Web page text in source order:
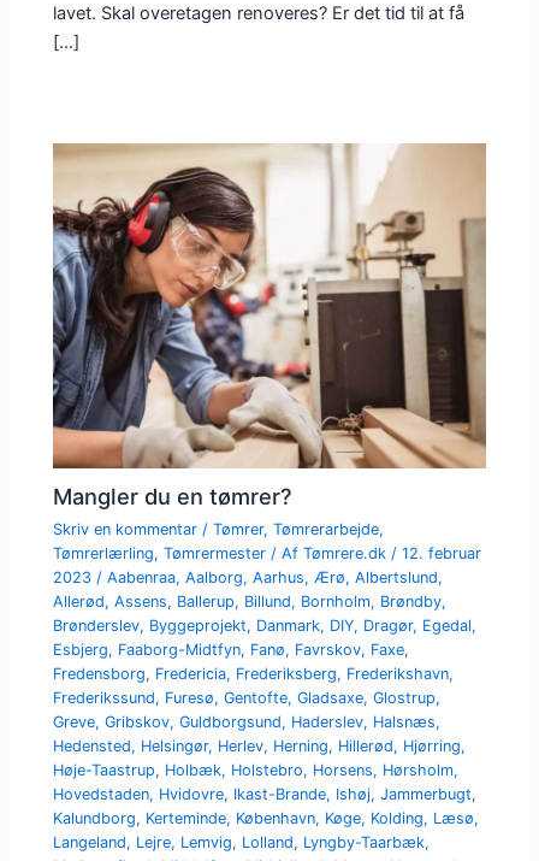
lavet. Skal overetagen renoveres? Er det tid til at få
[…]
Mangler du en tømrer?
Skriv en kommentar /Tømrer,Tømrerarbejde,
Tømrerlærling,Tømrermester / AfTømrere.dk/12. februar
2023/Aabenraa,Aalborg,Aarhus,Ærø,Albertslund,
Allerød,Assens, Ballerup, Billund, Bornholm, Brøndby,
Brønderslev, Byggeprojekt, Danmark, DIY, Dragør, Egedal,
Esbjerg, Faaborg-Midtfyn, Fanø, Favrskov, Faxe,
Fredensborg, Fredericia, Frederiksberg, Frederikshavn,
Frederikssund, Furesø,Gentofte,Gladsaxe,Glostrup,
Greve,Gribskov,Guldborgsund, Haderslev, Halsnæs,
Hedensted, Helsingør, Herlev, Herning, Hillerød, Hjørring,
Høje-Taastrup, Holbæk, Holstebro, Horsens, Hørsholm,
Hovedstaden, Hvidovre, Ikast-Brande, Ishøj,Jammerbugt,
Kalundborg, Kerteminde, København, Køge, Kolding, Læsø,
Langeland, Lejre, Lemvig, Lolland, Lyngby-Taarbæk,